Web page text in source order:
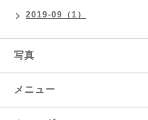
2019-09（1）
写真
メニュー